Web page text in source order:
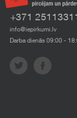
+371
info@iepirkumi.lv
Darba dienās 09:00 -